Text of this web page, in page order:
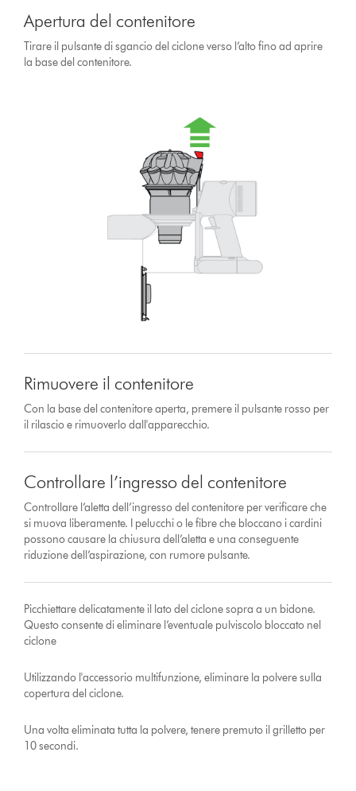
Apertura del contenitore
Tirare il pulsante di sgancio del ciclone verso l’alto fino ad aprire
la base del contenitore.
Rimuovere il contenitore
Con la base del contenitore aperta, premere il pulsante rosso per
il rilascio e rimuoverlo dall'apparecchio.
Controllare l’ingresso del contenitore
Controllare l’aletta dell’ingresso del contenitore per verificare che
si muova liberamente. I pelucchi o le fibre che bloccano i cardini
possono causare la chiusura dell’aletta e una conseguente
riduzione dell’aspirazione, con rumore pulsante.
Picchiettare delicatamente il lato del ciclone sopra a un bidone.
Questo consente di eliminare l’eventuale pulviscolo bloccato nel
ciclone
Utilizzando l'accessorio multifunzione, eliminare la polvere sulla
copertura del ciclone.
Una volta eliminata tutta la polvere, tenere premuto il grilletto per
10 secondi.